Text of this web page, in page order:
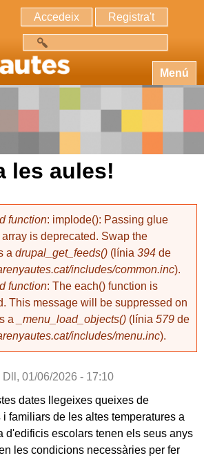
Accedeix Registra't
Menú
les aules!
function: implode(): Passing glue
is deprecated. Swap the
a drupal_get_feeds() (línia 394 de
includes/common.inc).
function: The each() function is
This message will be suppressed on
a
_menu_load_objects() (línia 579 de
includes/menu.inc).
Dll, 01/06/2026 - 17:10
dates llegeixes queixes de
familiars de les altes temperatures a
d'edificis escolars tenen els seus anys
les condicions necessàries per fer